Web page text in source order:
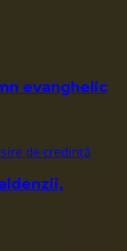
evanghelic
de credință